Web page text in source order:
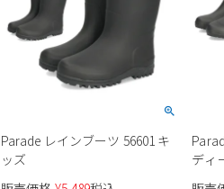
Parade レインブーツ 56601 キ
ッズ
ディ